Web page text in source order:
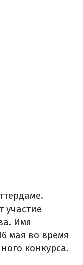
участие
Имя
мая во время
конкурса.